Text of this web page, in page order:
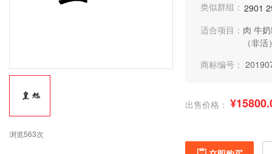
浏览563次
类似群组： 2901
适合项目： 肉 牛
（非活
商标编号：
出售价格：